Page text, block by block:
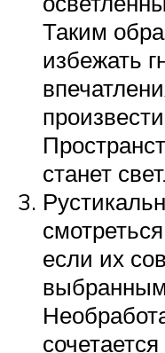
Таким
избежать
станет
если их